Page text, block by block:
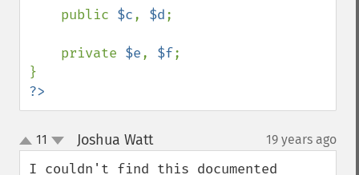
    public
$c, $d;
    private
$e, $f;
?>
up
down
11 Joshua Watt¶ 19 years ago
I couldn't find this documented